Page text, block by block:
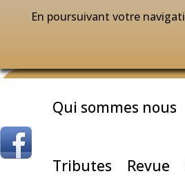
En poursuivant votre
Qui sommes nous
Tributes Revue